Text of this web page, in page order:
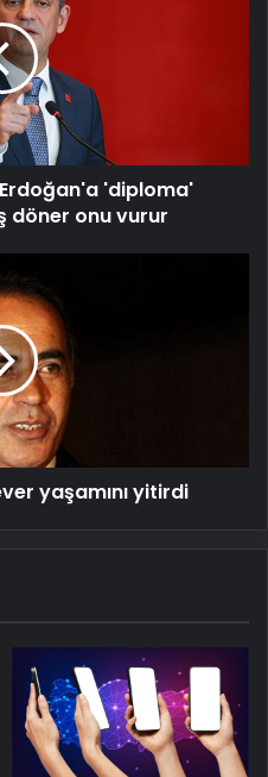
'diploma'
döner onu vurur
yaşamını yitirdi